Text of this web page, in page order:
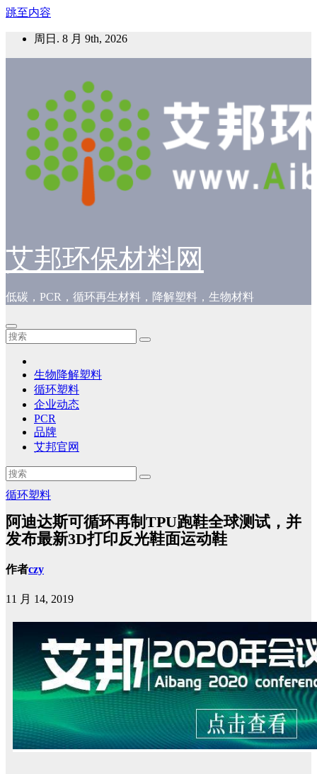
跳至内容
周日. 8 月 9th, 2026
艾邦环保材料网
低碳，PCR，循环再生材料，降解塑料，生物材料
生物降解塑料
循环塑料
企业动态
PCR
品牌
艾邦官网
循环塑料
阿迪达斯可循环再制TPU跑鞋全球测试，并
发布最新3D打印反光鞋面运动鞋
作者czy
11 月 14, 2019